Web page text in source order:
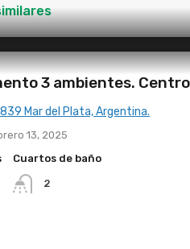
3 ambientes. Centro
Mar del Plata, Argentina.
13, 2025
Cuartos de baño
2